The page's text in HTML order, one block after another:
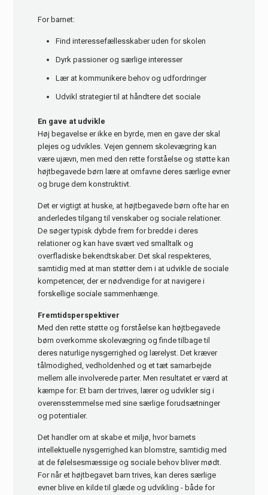
For barnet:
Find interessefællesskaber uden for skolen
Dyrk passioner og særlige interesser
Lær at kommunikere behov og udfordringer
Udvikl strategier til at håndtere det sociale
En gave at udvikle
Høj begavelse er ikke en byrde, men en gave der skal
plejes og udvikles. Vejen gennem skolevægring kan
være ujævn, men med den rette forståelse og støtte kan
højtbegavede børn lære at omfavne deres særlige evner
og bruge dem konstruktivt.
Det er vigtigt at huske, at højtbegavede børn ofte har en
anderledes tilgang til venskaber og sociale relationer.
De søger typisk dybde frem for bredde i deres
relationer og kan have svært ved smalltalk og
overfladiske bekendtskaber. Det skal respekteres,
samtidig med at man støtter dem i at udvikle de sociale
kompetencer, der er nødvendige for at navigere i
forskellige sociale sammenhænge.
Fremtidsperspektiver
Med den rette støtte og forståelse kan højtbegavede
børn overkomme skolevægring og finde tilbage til
deres naturlige nysgerrighed og lærelyst. Det kræver
tålmodighed, vedholdenhed og et tæt samarbejde
mellem alle involverede parter. Men resultatet er værd at
kæmpe for: Et barn der trives, lærer og udvikler sig i
overensstemmelse med sine særlige forudsætninger
og potentialer.
Det handler om at skabe et miljø, hvor barnets
intellektuelle nysgerrighed kan blomstre, samtidig med
at de følelsesmæssige og sociale behov bliver mødt.
For når et højtbegavet barn trives, kan deres særlige
evner blive en kilde til glæde og udvikling - både for